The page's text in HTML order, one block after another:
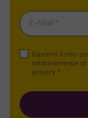
Esprimo il mio
relativamente al
privacy *